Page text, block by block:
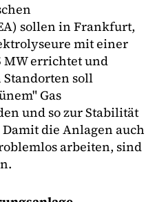
sollen in Frankfurt,
mit einer
MW errichtet und
soll
Gas
und so zur Stabilität
die Anlagen auch
arbeiten, sind